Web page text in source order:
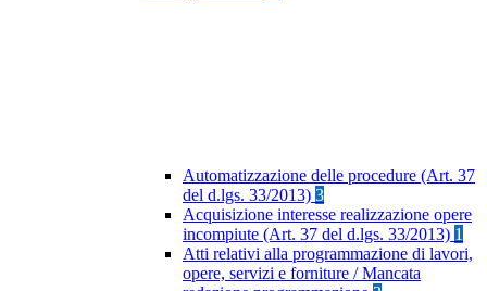
Automatizzazione delle procedure (Art. 37
del d.lgs. 33/2013) 3
Acquisizione interesse realizzazione opere
incompiute (Art. 37 del d.lgs. 33/2013) 1
Atti relativi alla programmazione di lavori,
opere, servizi e forniture / Mancata